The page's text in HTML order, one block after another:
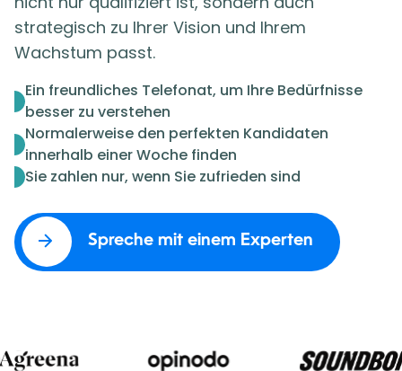
strategisch zu Ihrer Vision und Ihrem
Wachstum passt.
Ein freundliches Telefonat, um Ihre Bedürfnisse
besser zu verstehen
Normalerweise den perfekten Kandidaten
innerhalb einer Woche finden
Sie zahlen nur, wenn Sie zufrieden sind
Spreche mit einem Experten